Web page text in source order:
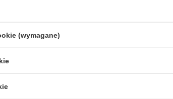
do świata motorsportu.
(wymagane)